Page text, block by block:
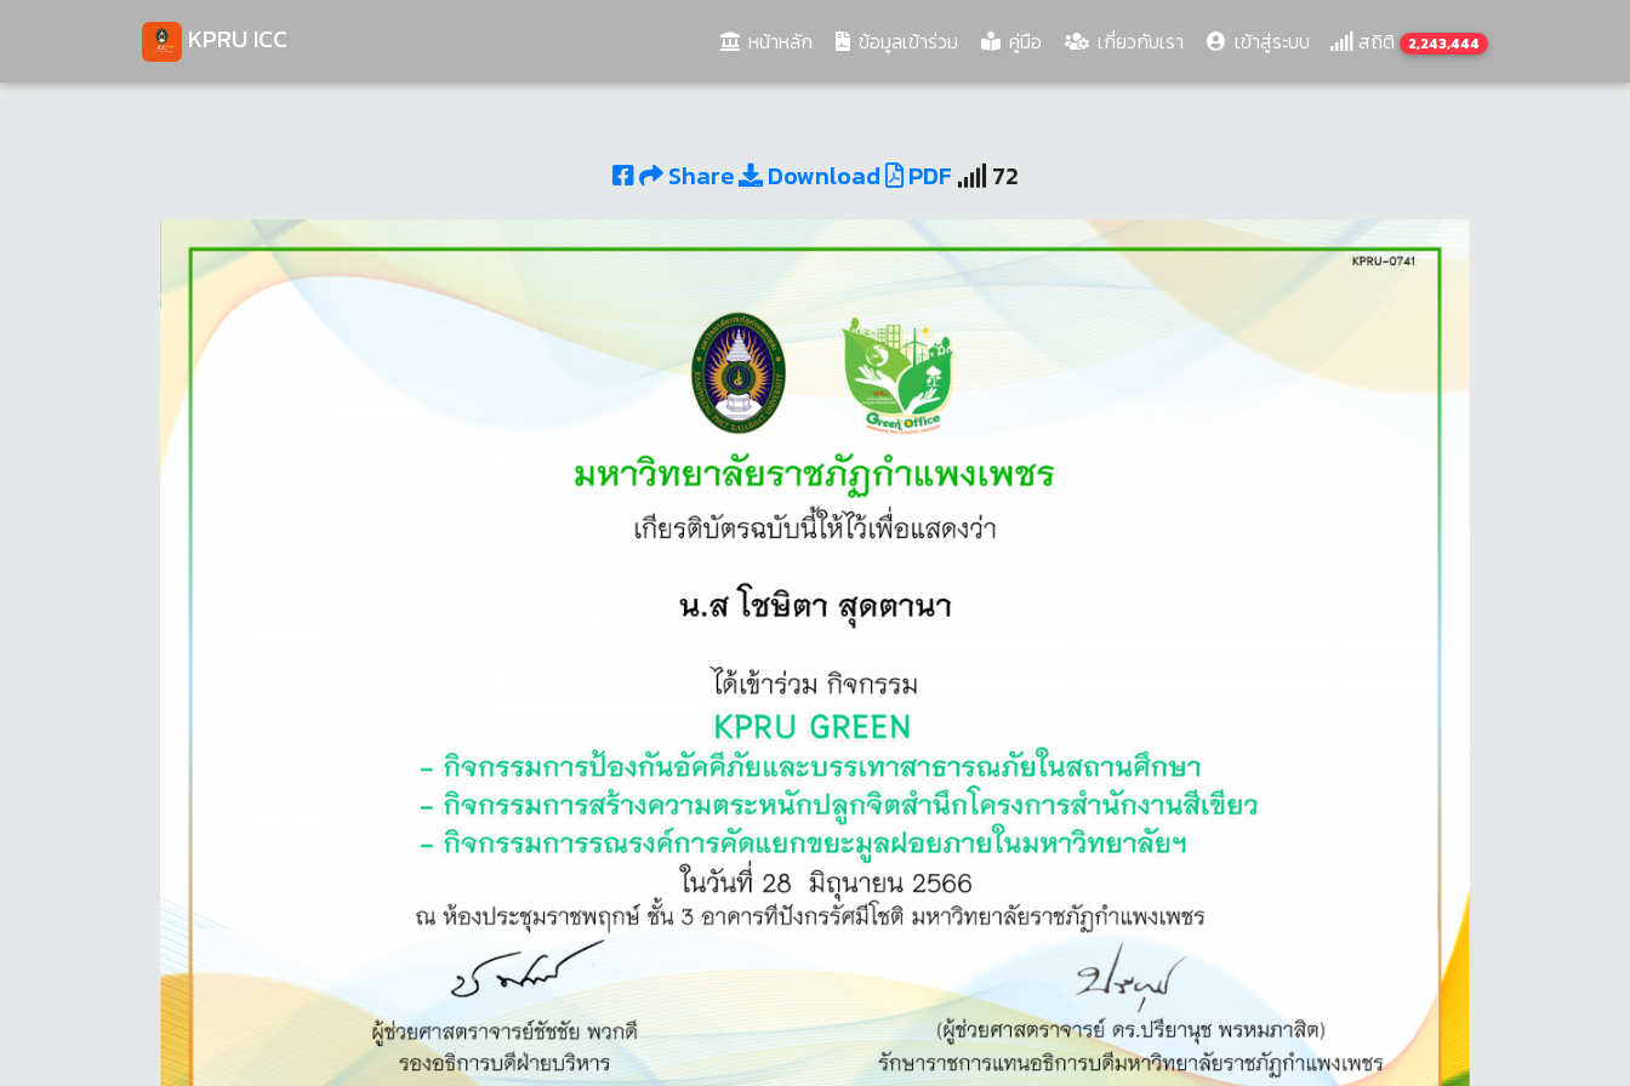
KPRU ICC หน้าหลัก(current)ข้อมูลเข้าร่วม คู่มือ เกี่ยวกับเรา เข้าสู่ระบบ สถิติ 2,243,444
Share Download PDF 72